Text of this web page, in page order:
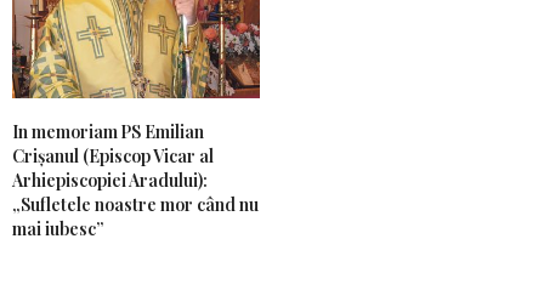
In memoriam PS Emilian
Crișanul (Episcop Vicar al
Arhiepiscopiei Aradului):
„Sufletele noastre mor când nu
mai iubesc”